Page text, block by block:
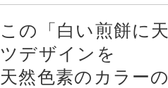
この「白い煎餅に
ツデザインを
天然色素のカラー